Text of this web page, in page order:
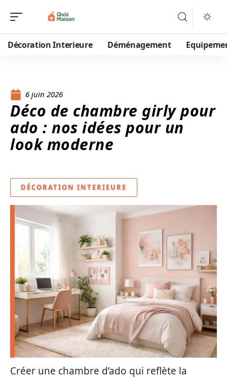
Décoration Interieure Déménagement
6 juin 2026
Déco de chambre girly pour
ado : nos idées pour un
look moderne
DÉCORATION INTERIEURE
Créer une chambre d’ado qui reflète la